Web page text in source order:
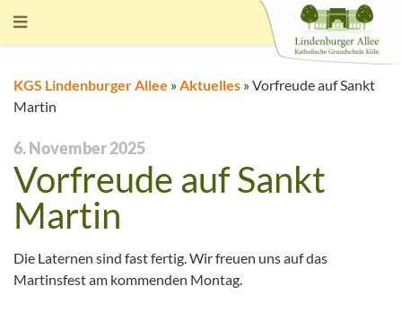
KGS Lindenburger Allee »Aktuelles »Vorfreude auf Sankt
Martin
6. November 2025
Vorfreude auf Sankt
Martin
Die Laternen sind fast fertig. Wir freuen uns auf das
Martinsfest am kommenden Montag.